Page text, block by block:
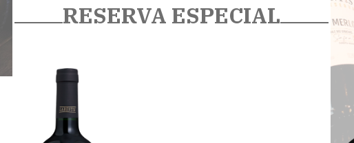
RESERVA ESPECIAL